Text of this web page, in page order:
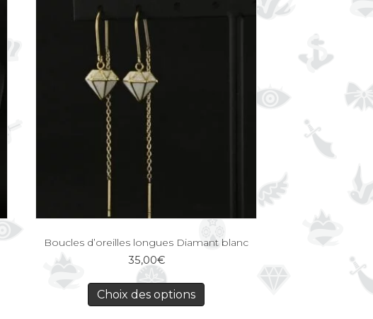
Boucles d’oreilles longues Diamant blanc
35,00€
Choix des options